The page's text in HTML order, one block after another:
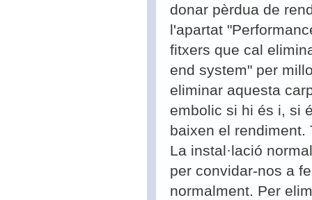
donar pèrdua de
l'apartat
fitxers que cal
end system" per
eliminar aquesta
embolic si hi és i, si
baixen el
La instal·lació
per convidar-nos a
normalment. Per